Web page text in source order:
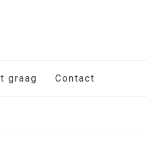
graag Contact